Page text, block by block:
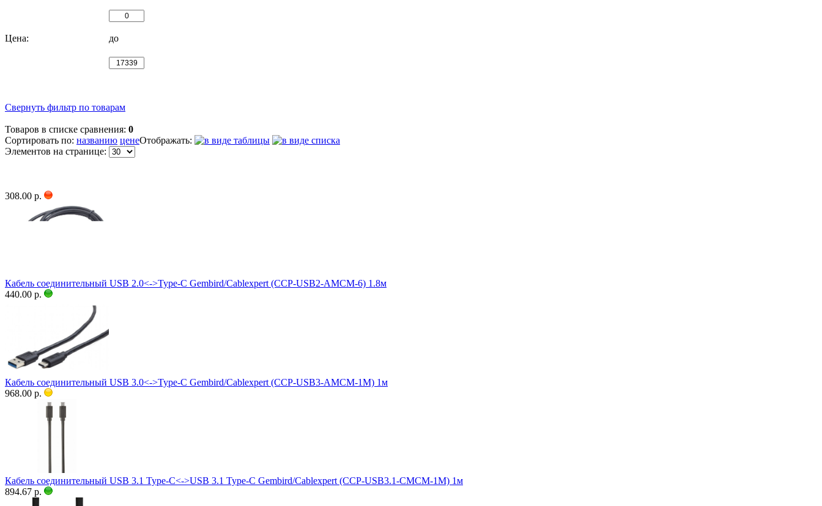
Цена: до
Свернуть фильтр по товарам
Товаров в списке сравнения: 0
Сортировать по: названию ценеОтображать:
Элементов на странице:
308.00 р.
Кабель соединительный USB 2.0<->Type-C Gembird/Cablexpert (CCP-USB2-AMCM-6) 1.8м
440.00 р.
Кабель соединительный USB 3.0<->Type-C Gembird/Cablexpert (CCP-USB3-AMCM-1M) 1м
968.00 р.
Кабель соединительный USB 3.1 Type-C<->USB 3.1 Type-C Gembird/Cablexpert (CCP-USB3.1-CMCM-1M) 1м
894.67 р.